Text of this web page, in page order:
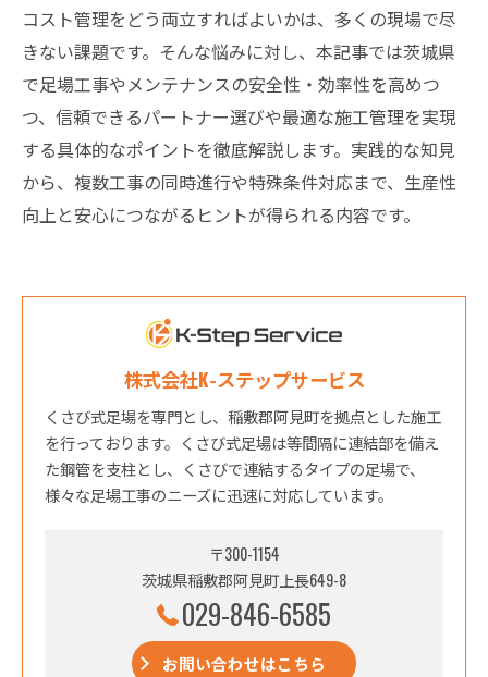
コスト管理をどう両立すればよいかは、多くの現場で尽
きない課題です。そんな悩みに対し、本記事では茨城県
で足場工事やメンテナンスの安全性・効率性を高めつ
つ、信頼できるパートナー選びや最適な施工管理を実現
する具体的なポイントを徹底解説します。実践的な知見
から、複数工事の同時進行や特殊条件対応まで、生産性
向上と安心につながるヒントが得られる内容です。
株式会社K-ステップサービス
くさび式足場を専門とし、稲敷郡阿見町を拠点とした施工
を行っております。くさび式足場は等間隔に連結部を備え
た鋼管を支柱とし、くさびで連結するタイプの足場で、
様々な足場工事のニーズに迅速に対応しています。
〒300-1154
茨城県稲敷郡阿見町上長649-8
029-846-6585
お問い合わせはこちら